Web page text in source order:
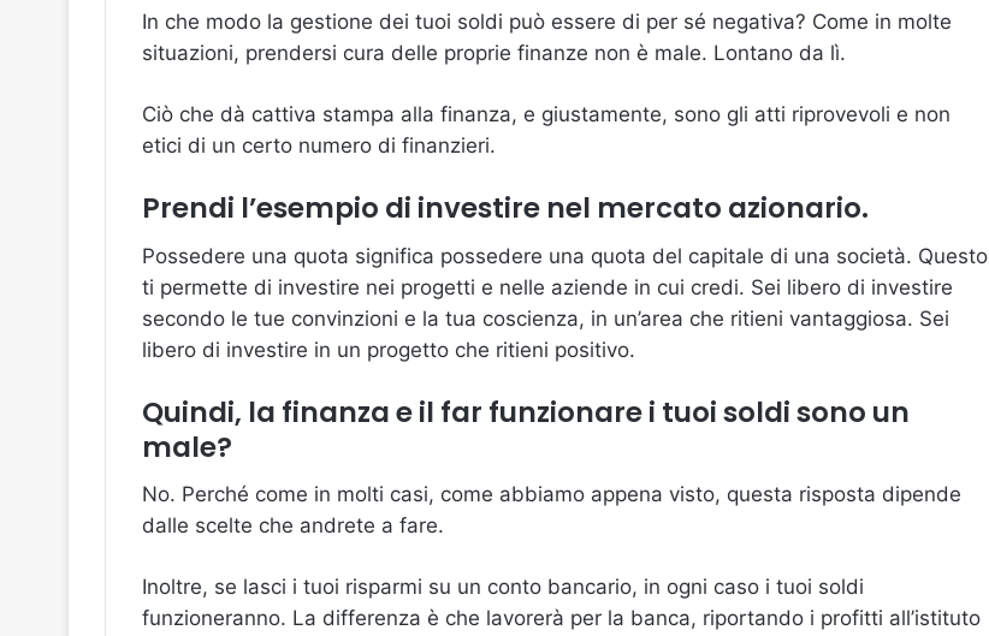
In che modo la gestione dei tuoi soldi può essere di per sé negativa? Come in molte
situazioni, prendersi cura delle proprie finanze non è male. Lontano da lì.
Ciò che dà cattiva stampa alla finanza, e giustamente, sono gli atti riprovevoli e non
etici di un certo numero di finanzieri.
Prendi l’esempio di investire nel mercato azionario.
Possedere una quota significa possedere una quota del capitale di una società. Questo
ti permette di investire nei progetti e nelle aziende in cui credi. Sei libero di investire
secondo le tue convinzioni e la tua coscienza, in un’area che ritieni vantaggiosa. Sei
libero di investire in un progetto che ritieni positivo.
Quindi, la finanza e il far funzionare i tuoi soldi sono un
male?
No. Perché come in molti casi, come abbiamo appena visto, questa risposta dipende
dalle scelte che andrete a fare.
Inoltre, se lasci i tuoi risparmi su un conto bancario, in ogni caso i tuoi soldi
funzioneranno. La differenza è che lavorerà per la banca, riportando i profitti all’istituto